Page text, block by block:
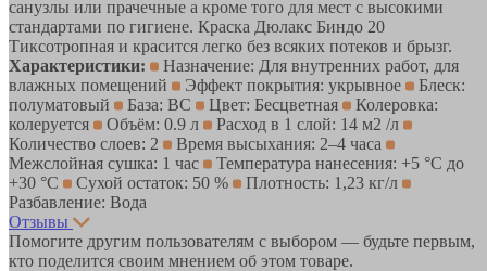
санузлы или прачечные а кроме того для мест с высокими
стандартами по гигиене. Краска Дюлакс Биндо 20
Тиксотропная и красится легко без всяких потеков и брызг.
Характеристики:
Назначение: Для внутренних работ, для
влажных помещений
Эффект покрытия: укрывное
Блеск:
полуматовый
База: BC Цвет: Бесцветная
Колеровка:
колеруется
Объём: 0.9 л
Расход в 1 слой: 14 м2 /л
Количество слоев: 2
Время высыхания: 2–4 часа
Межслойная сушка: 1 час
Температура нанесения: +5 °С до
+30 °С
Сухой остаток: 50 %
Плотность: 1,23 кг/л
Разбавление: Вода
Отзывы
Помогите другим пользователям с выбором — будьте первым,
кто поделится своим мнением об этом товаре.